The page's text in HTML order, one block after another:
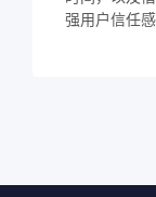
强用户信任感